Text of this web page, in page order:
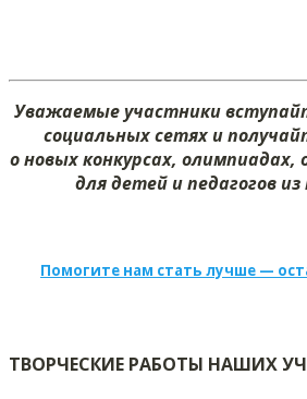
Уважаемые участники
социальных сетях и
о новых конкурсах, олимпиадах,
для детей и педагогов
Помогите нам стать лучше —
ТВОРЧЕСКИЕ РАБОТЫ НАШИХ